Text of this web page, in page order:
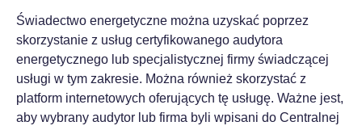
Świadectwo energetyczne można uzyskać poprzez
skorzystanie z usług certyfikowanego audytora
energetycznego lub specjalistycznej firmy świadczącej
usługi w tym zakresie. Można również skorzystać z
platform internetowych oferujących tę usługę. Ważne jest,
aby wybrany audytor lub firma byli wpisani do Centralnej